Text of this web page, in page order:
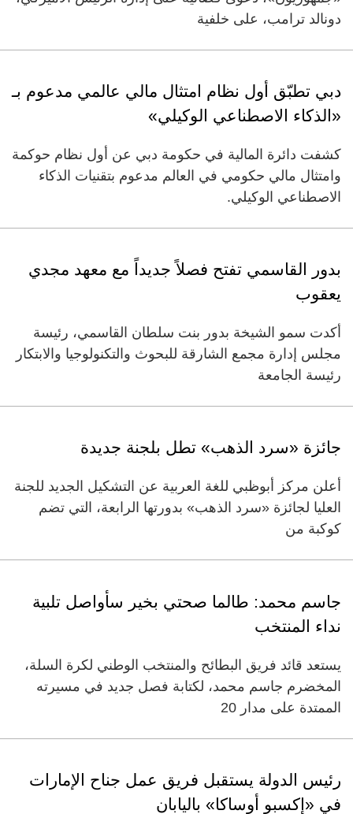
دونالد ترامب، على خلفية
دبي تطبّق أول نظام امتثال مالي عالمي مدعوم بـ
«الذكاء الاصطناعي الوكيلي»
كشفت دائرة المالية في حكومة دبي عن أول نظام حوكمة
وامتثال مالي حكومي في العالم مدعوم بتقنيات الذكاء
الاصطناعي الوكيلي.
بدور القاسمي تفتح فصلاً جديداً مع معهد مجدي
يعقوب
أكدت سمو الشيخة بدور بنت سلطان القاسمي، رئيسة
مجلس إدارة مجمع الشارقة للبحوث والتكنولوجيا والابتكار
رئيسة الجامعة
جائزة «سرد الذهب» تطل بلجنة جديدة
أعلن مركز أبوظبي للغة العربية عن التشكيل الجديد للجنة
العليا لجائزة «سرد الذهب» بدورتها الرابعة، التي تضم
كوكبة من
جاسم محمد: طالما صحتي بخير سأواصل تلبية
نداء المنتخب
يستعد قائد فريق البطائح والمنتخب الوطني لكرة السلة،
المخضرم جاسم محمد، لكتابة فصل جديد في مسيرته
الممتدة على مدار 20
رئيس الدولة يستقبل فريق عمل جناح الإمارات
في «إكسبو أوساكا» باليابان